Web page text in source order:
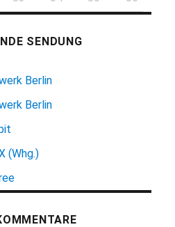
SENDUNG
Berlin
Berlin
(Whg.)